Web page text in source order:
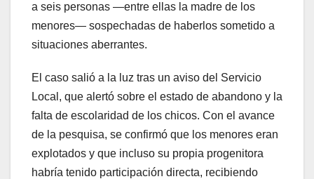
a seis personas —entre ellas la madre de los
menores— sospechadas de haberlos sometido a
situaciones aberrantes.
El caso salió a la luz tras un aviso del Servicio
Local, que alertó sobre el estado de abandono y la
falta de escolaridad de los chicos. Con el avance
de la pesquisa, se confirmó que los menores eran
explotados y que incluso su propia progenitora
habría tenido participación directa, recibiendo